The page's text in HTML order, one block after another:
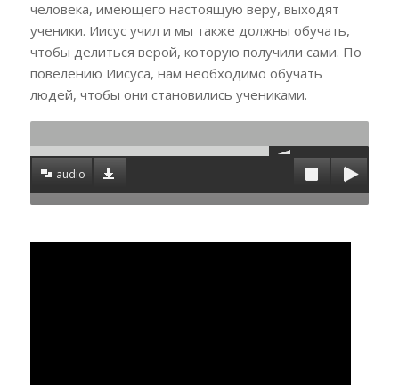
человека, имеющего настоящую веру, выходят
ученики. Иисус учил и мы также должны обучать,
чтобы делиться верой, которую получили сами. По
повелению Иисуса, нам необходимо обучать
людей, чтобы они становились учениками.
audio